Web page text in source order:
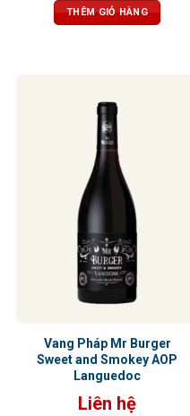
vị và vani. Vị chát mềm mại, tròn
trịa, cân bằng hoàn hảo với vị chua
THÊM GIỎ HÀNG
Vang Pháp Mr Burger
Sweet and Smokey AOP
Languedoc
Liên hệ